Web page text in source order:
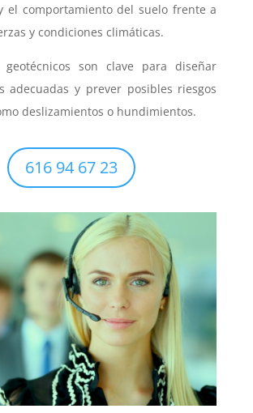
el comportamiento del suelo frente a
y condiciones climáticas.
geotécnicos son clave para diseñar
adecuadas y prever posibles riesgos
deslizamientos o hundimientos.
616 94 67 23